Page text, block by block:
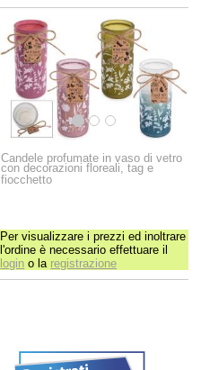
Candele profumate in vaso di vetro
con decorazioni floreali, tag e
fiocchetto
Per visualizzare i prezzi ed inoltrare
l'ordine è necessario effettuare il
login o la registrazione